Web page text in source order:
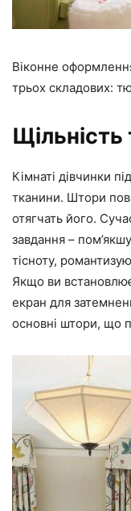
Віконне
трьох складових:
Кімнаті дівчинки
тканини. Штори
отягчать його.
завдання –
тісноту,
Якщо ви
екран для
основні штори, що